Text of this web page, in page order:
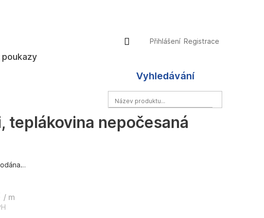
Přihlášení
Přihlášení Registrace
Vyhledávání
teplákovina nepočesaná
/ m